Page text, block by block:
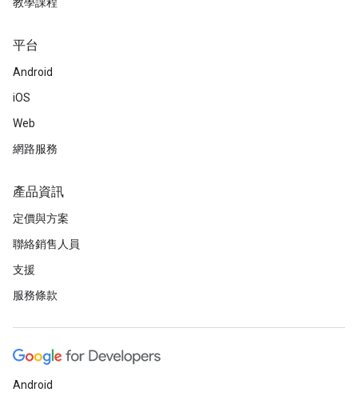
平台
Android
iOS
Web
網路服務
產品資訊
定價與方案
聯絡銷售人員
支援
服務條款
Android